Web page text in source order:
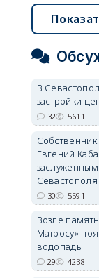
В
застройки
32 5611
Евгений
Севастополя
30 5591
Возле
Матросу»
водопады
29 4238